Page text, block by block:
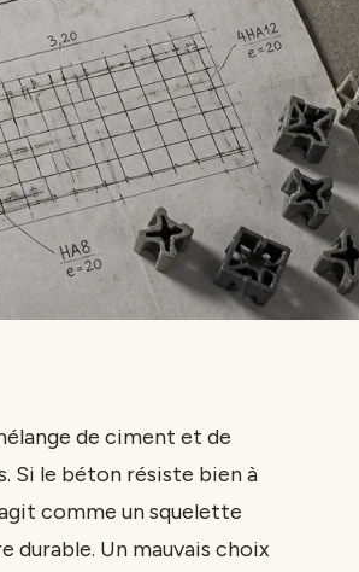
de ciment et de
Si le béton résiste bien à
comme un squelette
durable. Un mauvais choix